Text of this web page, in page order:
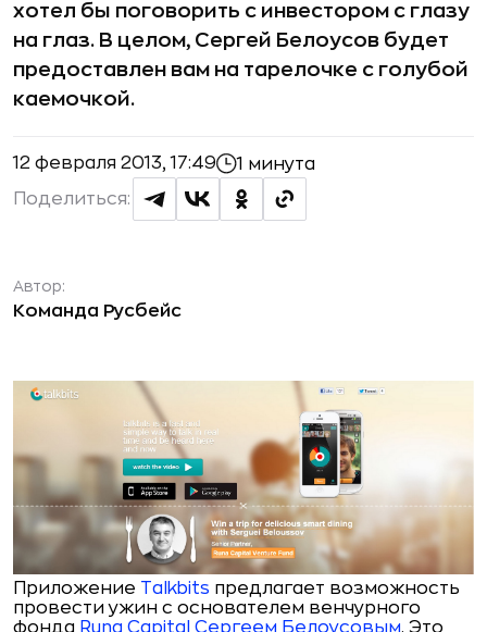
хотел бы поговорить с инвестором с глазу
на глаз. В целом, Сергей Белоусов будет
предоставлен вам на тарелочке с голубой
каемочкой.
12 февраля 2013, 17:49 1 минута
Поделиться:
Автор:
Команда Русбейс
Приложение Talkbits предлагает возможность
провести ужин с основателем венчурного
фонда Runa Capital Сергеем Белоусовым. Это